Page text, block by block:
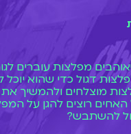
מפלצות עוברים
דגול כדי שהוא יוכל
מוצלחים ולהמשיך
רוצים להגן על
להשתבש?